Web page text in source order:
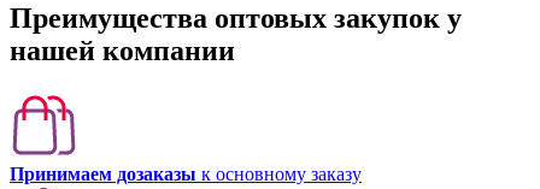
Преимущества оптовых закупок у
нашей компании
Принимаем дозаказы к основному заказу